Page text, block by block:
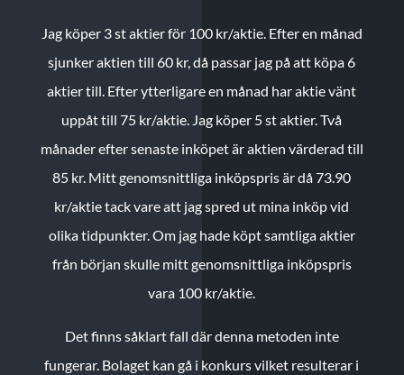
Jag köper 3 st aktier för 100 kr/aktie. Efter en månad
sjunker aktien till 60 kr, då passar jag på att köpa 6
aktier till. Efter ytterligare en månad har aktie vänt
uppåt till 75 kr/aktie. Jag köper 5 st aktier.Två
månader efter senaste inköpet är aktien värderad till
85 kr. Mitt genomsnittliga inköpspris är då 73.90
kr/aktie tack vare att jag spred ut mina inköp vid
olika tidpunkter. Om jag hade köpt samtliga aktier
från början skulle mitt genomsnittliga inköpspris
vara 100 kr/aktie.
Det finns såklart fall där denna metoden inte
fungerar. Bolaget kan gå i konkurs vilket resulterar i